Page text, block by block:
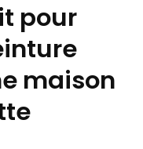
pour
maison